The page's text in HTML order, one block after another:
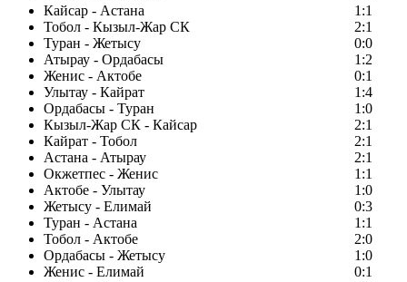
Кайсар - Астана
1:1
Тобол - Кызыл-Жар СК
2:1
Туран - Жетысу
0:0
Атырау - Ордабасы
1:2
Женис - Актобе
0:1
Улытау - Кайрат
1:4
Ордабасы - Туран
1:0
Кызыл-Жар СК - Кайсар
2:1
Кайрат - Тобол
2:1
Астана - Атырау
2:1
Окжетпес - Женис
1:1
Актобе - Улытау
1:0
Жетысу - Елимай
0:3
Туран - Астана
1:1
Тобол - Актобе
2:0
Ордабасы - Жетысу
1:0
Женис - Елимай
0:1